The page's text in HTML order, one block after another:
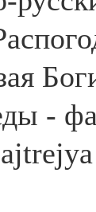
-